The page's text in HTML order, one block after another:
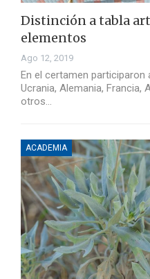
Distinción a tabla
elementos
Ago 12, 2019
En el certamen participaron
Ucrania, Alemania, Francia,
otros…
ACADEMIA